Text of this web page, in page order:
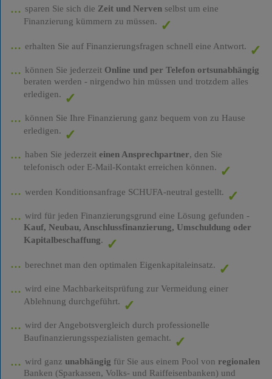
sparen Sie sich die Zeit und Nervenselbst um eine
Finanzierung kümmern zu müssen.
erhalten Sie auf Finanzierungsfragen schnell eine Antwort.
können Sie jederzeit Online und per Telefon ortsunabhängig
beraten werden - nirgendwo hin müssen und trotzdem alles
erledigen.
können Sie Ihre Finanzierung ganz bequem von zu Hause
erledigen.
haben Sie jederzeit einen Ansprechpartner, den Sie
telefonisch oder E-Mail-Kontakt erreichen können.
werden Konditionsanfrage SCHUFA-neutral gestellt.
wird für jeden Finanzierungsgrund eine Lösung gefunden -
Kauf, Neubau, Anschlussfinanzierung, Umschuldung oder
Kapitalbeschaffung.
berechnet man den optimalen Eigenkapitaleinsatz.
wird eine Machbarkeitsprüfung zur Vermeidung einer
Ablehnung durchgeführt.
wird der Angebotsvergleich durch professionelle
Baufinanzierungsspezialisten gemacht.
wird ganz unabhängig für Sie aus einem Pool von regionalen
Banken (Sparkassen, Volks- und Raiffeisenbanken) und